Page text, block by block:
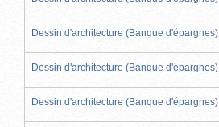
Dessin d'architecture (Banque d'épargnes)
Dessin d'architecture (Banque d'épargnes)
Dessin d'architecture (Banque d'épargnes)